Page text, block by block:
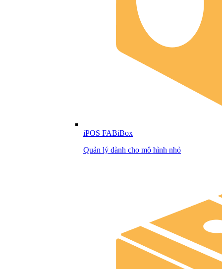
iPOS FABiBox
Quản lý dành cho mô hình nhỏ